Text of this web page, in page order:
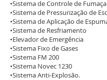
•Sistema de Controle de Fumaça
•Sistema de Pressurização de
•Sistema de Aplicação de
•Sistema de Resfriamento
•Elevador de Emergência
•Sistema Fixo de Gases
•Sistema FM 200
•Sistema Novec 1230
•Sistema Anti-Explosão.